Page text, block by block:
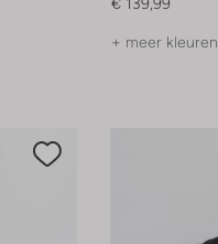
+ meer kleuren